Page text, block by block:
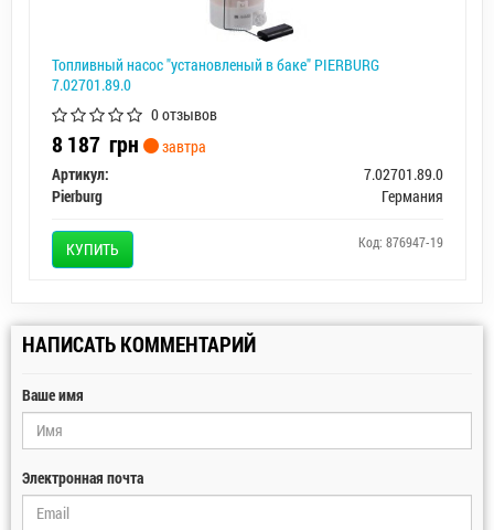
Топливный насос "установленый в баке" PIERBURG
7.02701.89.0
0 отзывов
8 187 грн
завтра
Артикул:
7.02701.89.0
Pierburg
Германия
КУПИТЬ Код: 876947-19
НАПИСАТЬ КОММЕНТАРИЙ
Ваше имя
Электронная почта